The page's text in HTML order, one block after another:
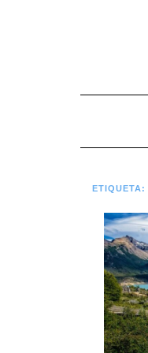
ETIQUETA: